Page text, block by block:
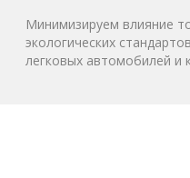
Минимизируем влияние
экологических
легковых автомобилей и